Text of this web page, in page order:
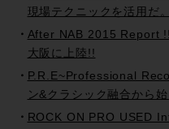
現場テクニックを活用だ
After NAB 2015 Report !!
大阪に上陸!!
P.R.E~Professional
ン&クラシック融合から
ROCK ON PRO USED